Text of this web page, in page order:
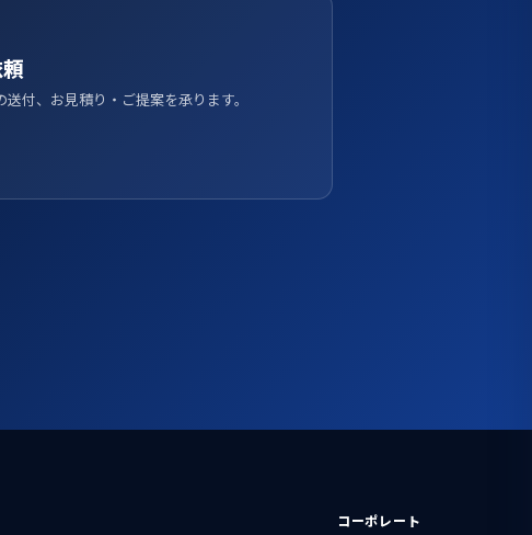
付、お見積り・ご提案を承ります。
コーポレート